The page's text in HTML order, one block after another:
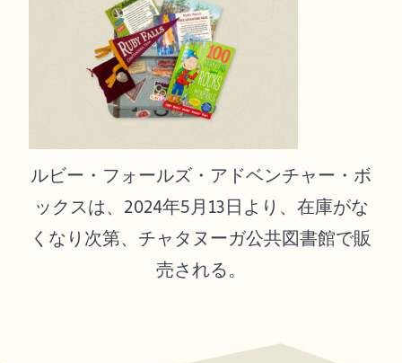
ルビー・フォールズ・アドベンチャー・ボ
ックスは、2024年5月13日より、在庫がな
くなり次第、チャタヌーガ公共図書館で販
売される。